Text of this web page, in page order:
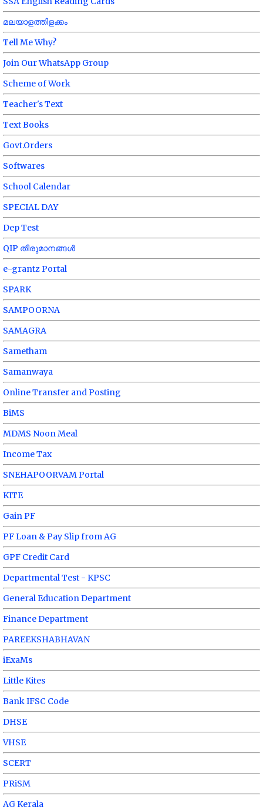
മലയാളത്തിളക്കം
Tell Me Why?
Join Our WhatsApp Group
Scheme of Work
Teacher's Text
Text Books
Govt.Orders
Softwares
School Calendar
SPECIAL DAY
Dep Test
QIP തീരുമാനങ്ങൾ
e-grantz Portal
SPARK
SAMPOORNA
SAMAGRA
Sametham
Samanwaya
Online Transfer and Posting
BiMS
MDMS Noon Meal
Income Tax
SNEHAPOORVAM Portal
KITE
Gain PF
PF Loan & Pay Slip from AG
GPF Credit Card
Departmental Test - KPSC
General Education Department
Finance Department
PAREEKSHABHAVAN
iExaMs
Little Kites
Bank IFSC Code
DHSE
VHSE
SCERT
PRiSM
AG Kerala